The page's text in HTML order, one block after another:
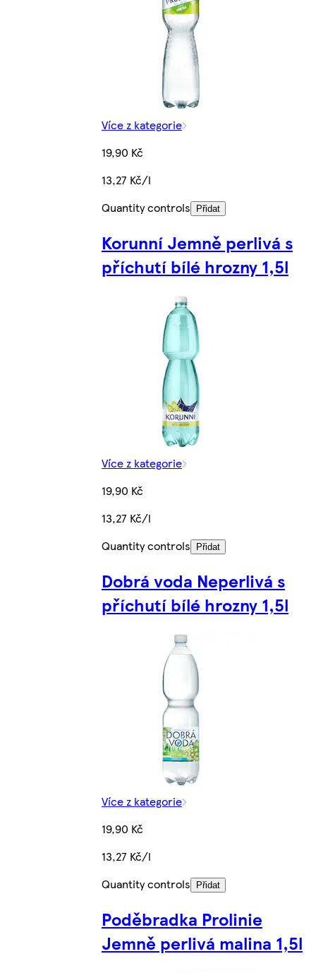
Více z kategorie
19,90 Kč
13,27 Kč/l
Quantity controls
Přidat
Korunní Jemně perlivá s
příchutí bílé hrozny 1,5l
Více z kategorie
19,90 Kč
13,27 Kč/l
Quantity controls
Přidat
Dobrá voda Neperlivá s
příchutí bílé hrozny 1,5l
Více z kategorie
19,90 Kč
13,27 Kč/l
Quantity controls
Přidat
Poděbradka Prolinie
Jemně perlivá malina 1,5l